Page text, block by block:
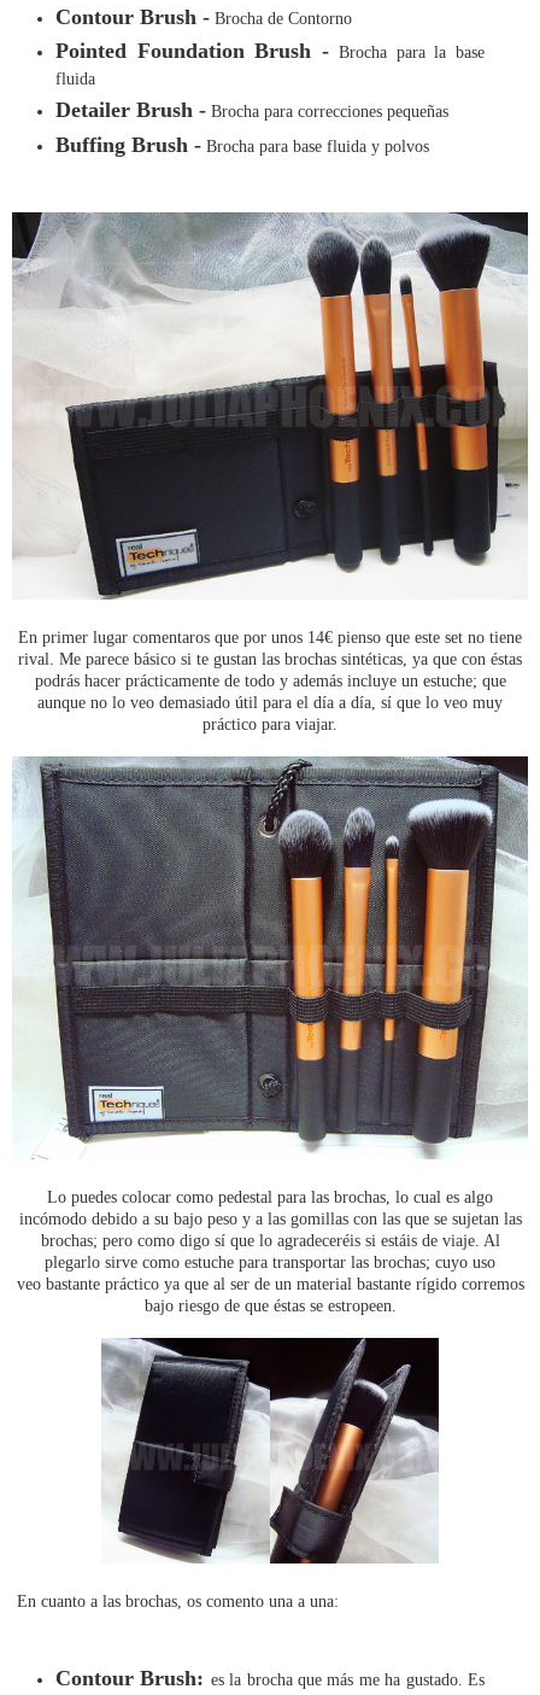
Contour Brush - Brocha de Contorno
Pointed Foundation Brush - Brocha para la base
fluida
Detailer Brush - Brocha para correcciones pequeñas
Buffing Brush - Brocha para base fluida y polvos
En primer lugar comentaros que por unos 14€ pienso que este set no tiene
rival. Me parece básico si te gustan las brochas sintéticas, ya que con éstas
podrás hacer prácticamente de todo y además incluye un estuche; que
aunque no lo veo demasiado útil para el día a día, sí que lo veo muy
práctico para viajar.
Lo puedes colocar como pedestal para las brochas, lo cual es algo
incómodo debido a su bajo peso y a las gomillas con las que se sujetan las
brochas; pero como digo sí que lo agradeceréis si estáis de viaje. Al
plegarlo sirve como estuche para transportar las brochas; cuyo uso
veo bastante práctico ya que al ser de un material bastante rígido corremos
bajo riesgo de que éstas se estropeen.
En cuanto a las brochas, os comento una a una:
Contour Brush: es la brocha que más me ha gustado. Es